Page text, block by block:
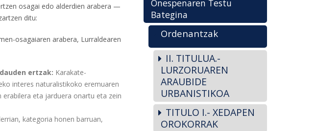
osagai edo alderdien arabera —
ditu:
osagaiaren arabera, Lurraldearen
ertzak: Karakate-
interes naturalistikoko eremuaren
eta jarduera onartu eta zein
kategoria honen barruan,
Onespenaren Testu
Bategina
Ordenantzak
II. TITULUA.-
LURZORUAREN
ARAUBIDE
URBANISTIKOA
TITULO I.- XEDAPEN
OROKORRAK